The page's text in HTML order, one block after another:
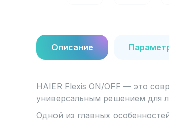
Описание
HAIER Flexis ON/OFF — это
универсальным решением для
Одной из главных